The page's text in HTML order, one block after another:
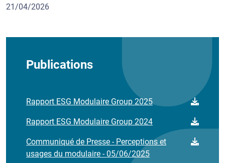
21/04/2026
Publications
Rapport ESG Modulaire Group 2025
Rapport ESG Modulaire Group 2024
Communiqué de Presse - Perceptions et
usages du modulaire - 05/06/2025